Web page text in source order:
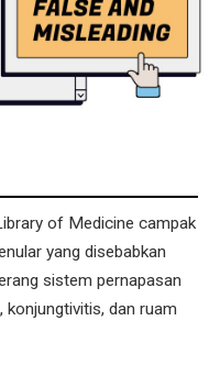
of Medicine campak
yang disebabkan
sistem pernapasan
konjungtivitis, dan ruam